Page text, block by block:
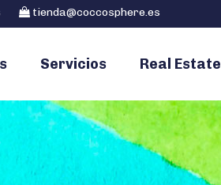
tienda@coccosphere.es
Servicios Real Estate